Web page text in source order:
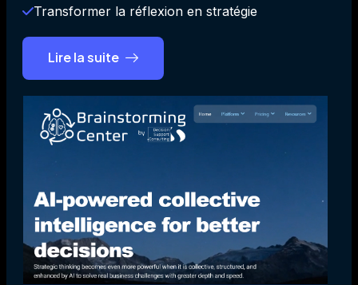
Transformer la réflexion en stratégie
Lire la suite